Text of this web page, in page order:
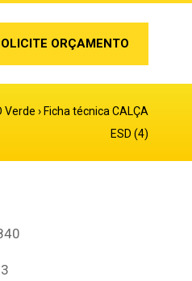
ORÇAMENTO
Verde › Ficha técnica CALÇA
ESD (4)